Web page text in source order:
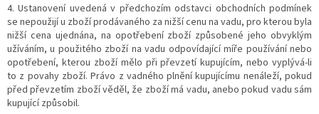
4. Ustanovení uvedená v předchozím odstavci obchodních podmínek
se nepoužijí u zboží prodávaného za nižší cenu na vadu, pro kterou byla
nižší cena ujednána, na opotřebení zboží způsobené jeho obvyklým
užíváním, u použitého zboží na vadu odpovídající míře používání nebo
opotřebení, kterou zboží mělo při převzetí kupujícím, nebo vyplývá-li
to z povahy zboží. Právo z vadného plnění kupujícímu nenáleží, pokud
před převzetím zboží věděl, že zboží má vadu, anebo pokud vadu sám
kupující způsobil.